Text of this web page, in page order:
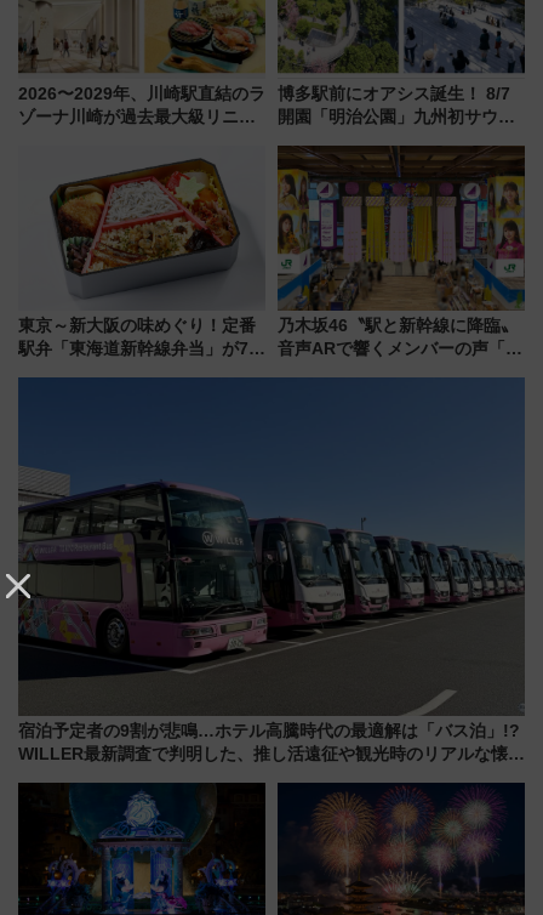
2026〜2029年、川崎駅直結のラ
ゾーナ川崎が過去最大級リニュ
「いつから何が変わるか」徹底
解説！
博多駅前にオアシス誕生！ 8/7
開園「明治公園」九州初サウナ
品グルメ登場で駅前の過ごし方
はどう変わる？
東京～新大阪の味めぐり！定番
駅弁「東海道新幹線弁当」が7月
乃木坂46〝駅と新幹線に降臨〟
音声ARで響くメンバーの声「真
宿泊予定者の9割が悲鳴…ホテル高騰時代の最適解は「バス泊」!?
WILLER最新調査で判明した、推し活遠征や観光時のリアルな懐事